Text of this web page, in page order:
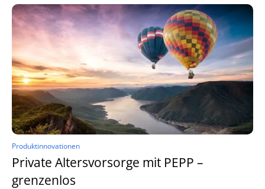
Produktinnovationen
Private Altersvorsorge mit PEPP –
grenzenlos